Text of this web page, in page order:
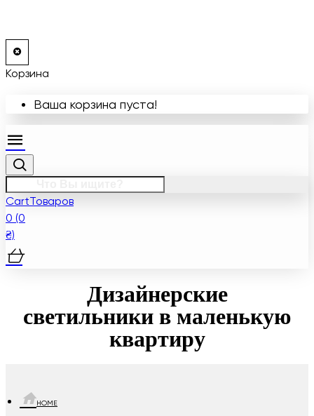
Корзина
Ваша корзина пуста!
CartТоваров
0 (0
₴)
Дизайнерские
светильники в маленькую
квартиру
HOME